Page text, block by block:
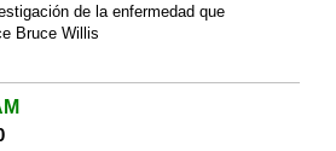
de la enfermedad que
Bruce Willis